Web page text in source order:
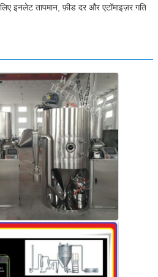
इनलेट तापमान, फ़ीड दर और एटॉमाइज़र गति